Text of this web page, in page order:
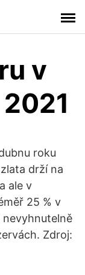
v
roku
drží na
ale v
25 % v
nevyhnutelně
Zdroj: